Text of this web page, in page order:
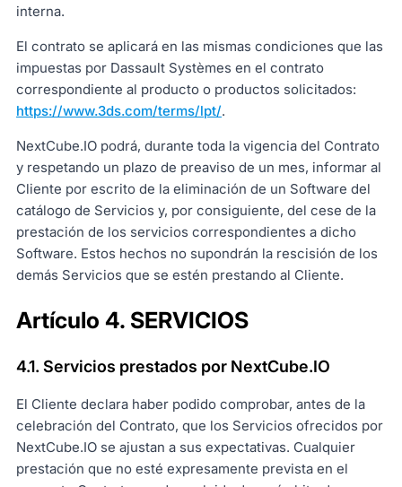
interna.
El contrato se aplicará en las mismas condiciones que las
impuestas por Dassault Systèmes en el contrato
correspondiente al producto o productos solicitados:
https://www.3ds.com/terms/lpt/.
NextCube.IO podrá, durante toda la vigencia del Contrato
y respetando un plazo de preaviso de un mes, informar al
Cliente por escrito de la eliminación de un Software del
catálogo de Servicios y, por consiguiente, del cese de la
prestación de los servicios correspondientes a dicho
Software. Estos hechos no supondrán la rescisión de los
demás Servicios que se estén prestando al Cliente.
Artículo 4. SERVICIOS
4.1. Servicios prestados por NextCube.IO
El Cliente declara haber podido comprobar, antes de la
celebración del Contrato, que los Servicios ofrecidos por
NextCube.IO se ajustan a sus expectativas. Cualquier
prestación que no esté expresamente prevista en el